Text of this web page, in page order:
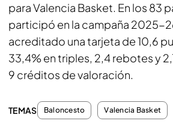
para Valencia Basket. En los 83
participó en la campaña 2025-
acreditado una tarjeta de 10,6
33,4% en triples, 2,4 rebotes y
9 créditos de valoración.
TEMAS Baloncesto Valencia Basket